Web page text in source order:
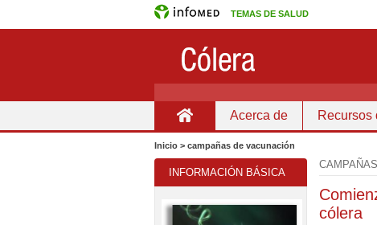
TEMAS DE SALUD
Acerca de Recursos
Inicio > campañas de vacunación
cólera
INFORMACIÓN BÁSICA